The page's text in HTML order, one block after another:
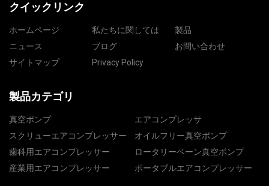
クイックリンク
ホームページ 私たちに関しては
製品
ニュース
ブログ
お問い合わせ
サイトマップ
Privacy Policy
製品カテゴリ
真空ポンプ
エアコンプレッサ
スクリューエアコンプレッサー
オイルフリー真空ポンプ
歯科用エアコンプレッサー
ロータリーベーン真空ポンプ
産業用エアコンプレッサー
ポータブルエアコンプレッサー